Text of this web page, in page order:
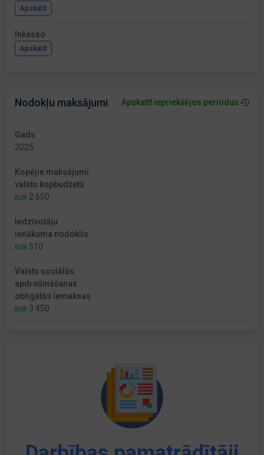
Apskatīt
Inkasso
Apskatīt
Nodokļu maksājumi Apskatīt iepriekšējos periodus
Gads
2025
Kopējie maksājumi
valsts kopbudžetā
EUR 2 650
Iedzīvotāju
ienākuma nodoklis
EUR 510
Valsts sociālās
apdrošināšanas
obligātās iemaksas
EUR 3 450